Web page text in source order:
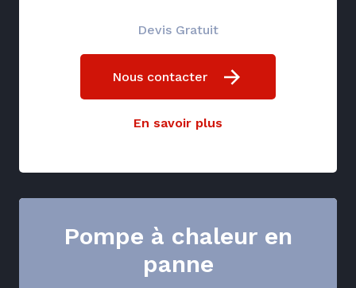
Devis Gratuit
Nous contacter
En savoir plus
Pompe à chaleur en
panne